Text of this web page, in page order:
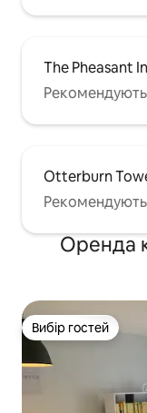
The Pheasant
Рекомендують
Otterburn
Рекомендують
Оренда
Вибір гостей
Вибір гостей